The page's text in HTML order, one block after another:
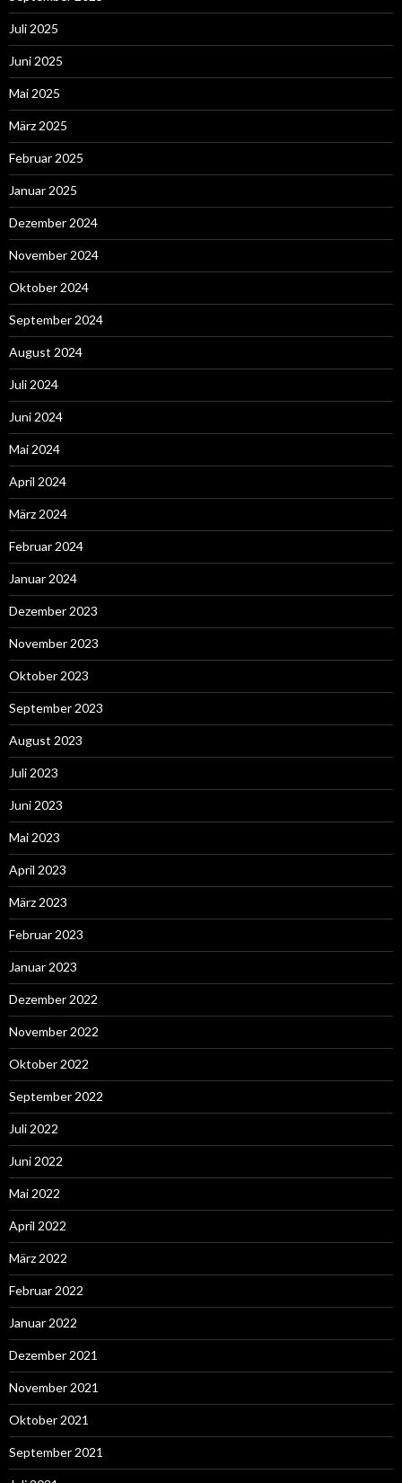
Juli 2025
Juni 2025
Mai 2025
März 2025
Februar 2025
Januar 2025
Dezember 2024
November 2024
Oktober 2024
September 2024
August 2024
Juli 2024
Juni 2024
Mai 2024
April 2024
März 2024
Februar 2024
Januar 2024
Dezember 2023
November 2023
Oktober 2023
September 2023
August 2023
Juli 2023
Juni 2023
Mai 2023
April 2023
März 2023
Februar 2023
Januar 2023
Dezember 2022
November 2022
Oktober 2022
September 2022
Juli 2022
Juni 2022
Mai 2022
April 2022
März 2022
Februar 2022
Januar 2022
Dezember 2021
November 2021
Oktober 2021
September 2021